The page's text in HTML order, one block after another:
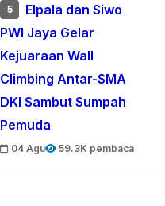
5
Elpala dan Siwo
PWI Jaya Gelar
Kejuaraan Wall
Climbing Antar-SMA
DKI Sambut Sumpah
Pemuda
04 Agu 59.3K pembaca